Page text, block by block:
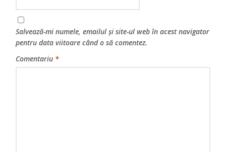
Salvează-mi numele, emailul și site-ul web în acest navigator
pentru data viitoare când o să comentez.
Comentariu *